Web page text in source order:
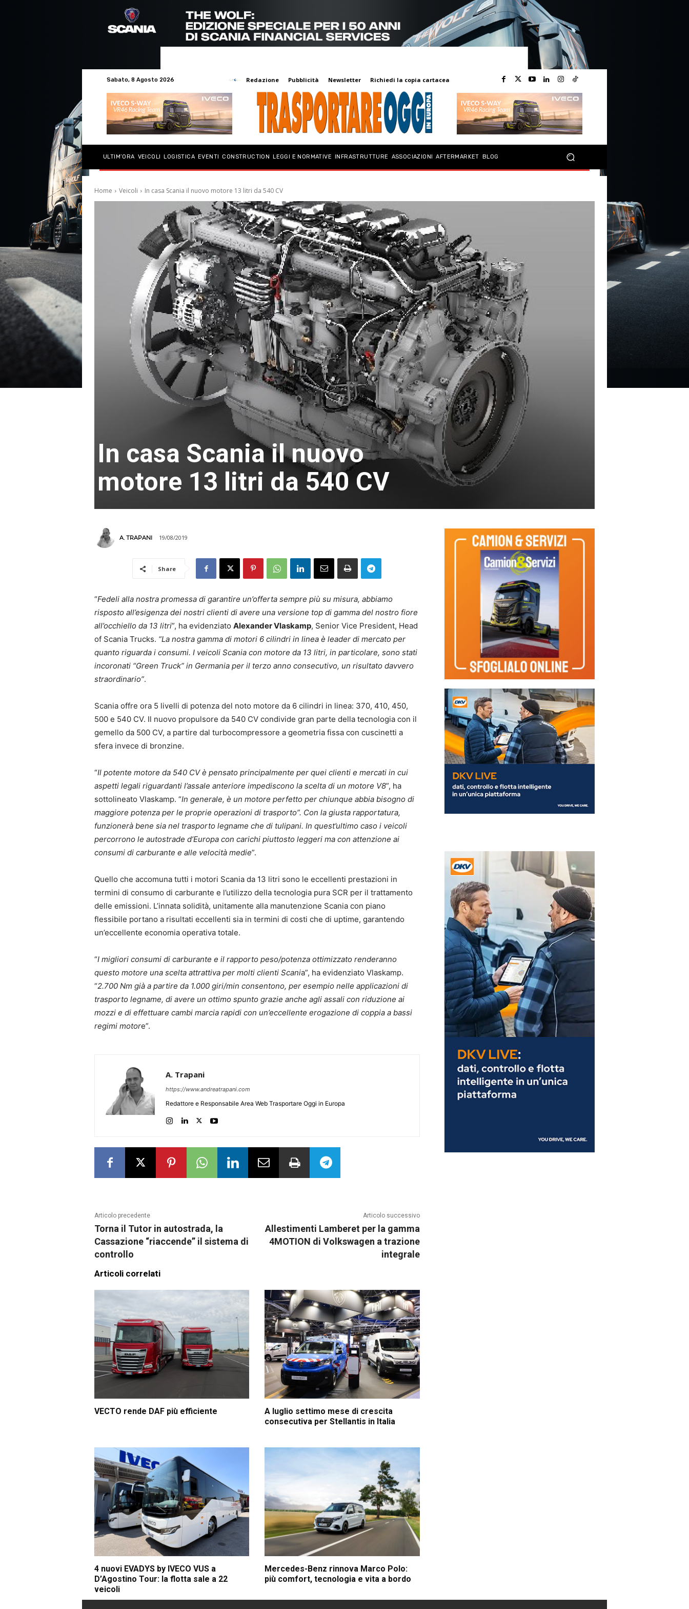
Sabato, 8 Agosto 2026 Redazione Pubblicità Newsletter Richiedi la copia cartacea
ULTIM’ORA VEICOLI LOGISTICA EVENTI CONSTRUCTION LEGGI E NORMATIVE INFRASTRUTTURE ASSOCIAZIONI AFTERMARKET BLOG
Home Veicoli In casa Scania il nuovo motore 13 litri da 540 CV
In casa Scania il nuovo
motore 13 litri da 540 CV
A. TRAPANI 19/08/2019
Share
“Fedeli alla nostra promessa di garantire un’offerta sempre più su misura, abbiamo
risposto all’esigenza dei nostri clienti di avere una versione top di gamma del nostro fiore
all’occhiello da 13 litri”, ha evidenziato Alexander Vlaskamp, Senior Vice President, Head
of Scania Trucks. “La nostra gamma di motori 6 cilindri in linea è leader di mercato per
quanto riguarda i consumi. I veicoli Scania con motore da 13 litri, in particolare, sono stati
incoronati “Green Truck” in Germania per il terzo anno consecutivo, un risultato davvero
straordinario”.
Scania offre ora 5 livelli di potenza del noto motore da 6 cilindri in linea: 370, 410, 450,
500 e 540 CV. Il nuovo propulsore da 540 CV condivide gran parte della tecnologia con il
gemello da 500 CV, a partire dal turbocompressore a geometria fissa con cuscinetti a
sfera invece di bronzine.
“Il potente motore da 540 CV è pensato principalmente per quei clienti e mercati in cui
aspetti legali riguardanti l’assale anteriore impediscono la scelta di un motore V8”, ha
sottolineato Vlaskamp. “In generale, è un motore perfetto per chiunque abbia bisogno di
maggiore potenza per le proprie operazioni di trasporto”. Con la giusta rapportatura,
funzionerà bene sia nel trasporto legname che di tulipani. In quest’ultimo caso i veicoli
percorrono le autostrade d’Europa con carichi piuttosto leggeri ma con attenzione ai
consumi di carburante e alle velocità medie”.
Quello che accomuna tutti i motori Scania da 13 litri sono le eccellenti prestazioni in
termini di consumo di carburante e l’utilizzo della tecnologia pura SCR per il trattamento
delle emissioni. L’innata solidità, unitamente alla manutenzione Scania con piano
flessibile portano a risultati eccellenti sia in termini di costi che di uptime, garantendo
un’eccellente economia operativa totale.
“I migliori consumi di carburante e il rapporto peso/potenza ottimizzato renderanno
questo motore una scelta attrattiva per molti clienti Scania”, ha evidenziato Vlaskamp.
“2.700 Nm già a partire da 1.000 giri/min consentono, per esempio nelle applicazioni di
trasporto legname, di avere un ottimo spunto grazie anche agli assali con riduzione ai
mozzi e di effettuare cambi marcia rapidi con un’eccellente erogazione di coppia a bassi
regimi motore”.
A. Trapani
https://www.andreatrapani.com
Redattore e Responsabile Area Web Trasportare Oggi in Europa
Articolo precedente
Torna il Tutor in autostrada, la
Cassazione “riaccende” il sistema di
controllo
Articolo successivo
Allestimenti Lamberet per la gamma
4MOTION di Volkswagen a trazione
integrale
Articoli correlati
VECTO rende DAF più efficiente
A luglio settimo mese di crescita
consecutiva per Stellantis in Italia
4 nuovi EVADYS by IVECO VUS a
D’Agostino Tour: la flotta sale a 22
veicoli
Mercedes-Benz rinnova Marco Polo:
più comfort, tecnologia e vita a bordo